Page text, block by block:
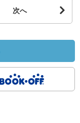
次へ